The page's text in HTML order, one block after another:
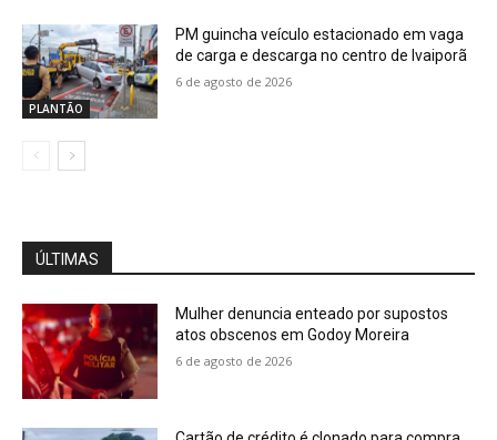
PLANTÃO
PM guincha veículo estacionado em vaga
de carga e descarga no centro de Ivaiporã
6 de agosto de 2026
ÚLTIMAS
Mulher denuncia enteado por supostos
atos obscenos em Godoy Moreira
6 de agosto de 2026